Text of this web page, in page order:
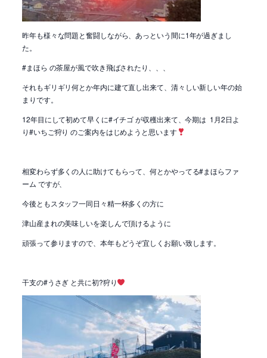
昨年も様々な問題と奮闘しながら、あっという間に1年が過ぎまし
た。
#まほら の茶屋が風で吹き飛ばされたり、、、
それもギリギリ何とか年内に建て直し出来て、清々しい新しい年の始
まりです。
12年目にして初めて早くに#イチゴ が収穫出来て、今期は 1月2日よ
り#いちご狩り のご案内をはじめようと思います
相変わらず多くの人に助けてもらって、何とかやってる#まほらファ
ーム ですが、
今後ともスタッフ一同日々精一杯多くの方に
津山産まれの美味しいを楽しんで頂けるように
頑張って参りますので、本年もどうぞ宜しくお願い致します。
干支の#うさぎ と共に初?狩り